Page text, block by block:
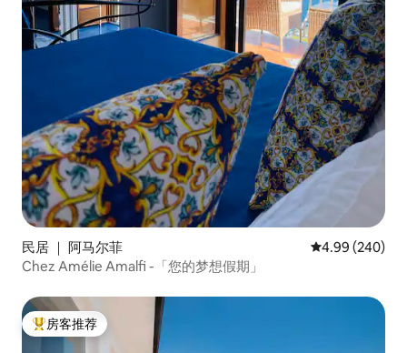
民居 ｜ 阿马尔菲 平均评分 4.99
4.99 (240)
Chez Amélie Amalfi -「您的梦想假期」
热门「房客推荐」
房客推荐